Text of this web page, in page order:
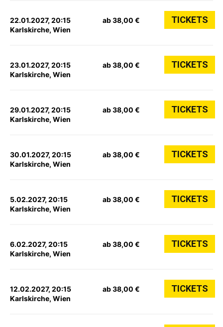
22.01.2027, 20:15
Karlskirche, Wien
ab 38,00 € TICKETS
23.01.2027, 20:15
Karlskirche, Wien
ab 38,00 € TICKETS
29.01.2027, 20:15
Karlskirche, Wien
ab 38,00 € TICKETS
30.01.2027, 20:15
Karlskirche, Wien
ab 38,00 € TICKETS
5.02.2027, 20:15
Karlskirche, Wien
ab 38,00 € TICKETS
6.02.2027, 20:15
Karlskirche, Wien
ab 38,00 € TICKETS
12.02.2027, 20:15
Karlskirche, Wien
ab 38,00 € TICKETS